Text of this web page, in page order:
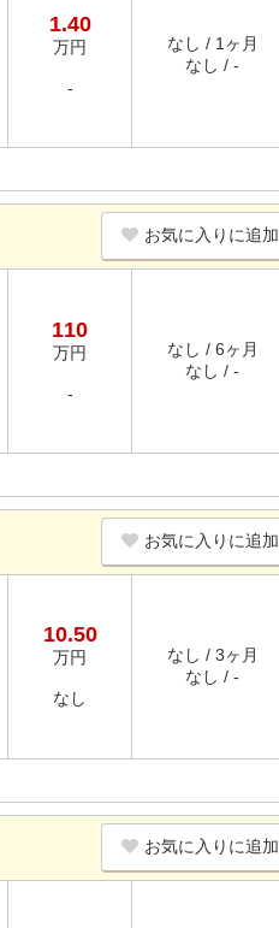
1.40
万円
-
なし / 1ヶ月
なし / -
お気に入りに追加
110
万円
-
なし / 6ヶ月
なし / -
お気に入りに追加
10.50
万円
なし
なし / 3ヶ月
なし / -
お気に入りに追加